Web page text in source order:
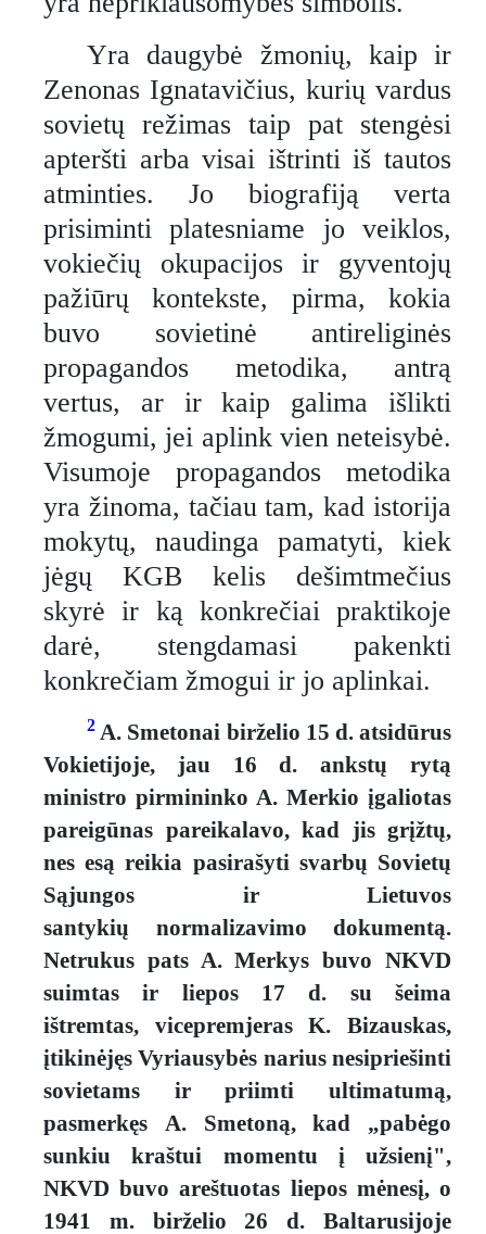
Yra daugybė žmonių, kaip ir
Zenonas Ignatavičius, kurių vardus
sovietų režimas taip pat stengėsi
apteršti arba visai ištrinti iš tautos
atminties. Jo biografiją verta
prisiminti platesniame jo veiklos,
vokiečių okupacijos ir gyventojų
pažiūrų kontekste, pirma, kokia
buvo sovietinė antireliginės
propagandos metodika, antrą
vertus, ar ir kaip galima išlikti
žmogumi, jei aplink vien neteisybė.
Visumoje propagandos metodika
yra žinoma, tačiau tam, kad istorija
mokytų, naudinga pamatyti, kiek
jėgų KGB kelis dešimtmečius
skyrė ir ką konkrečiai praktikoje
darė, stengdamasi pakenkti
konkrečiam žmogui ir jo aplinkai.
2 A. Smetonai birželio 15 d. atsidūrus
Vokietijoje, jau 16 d. ankstų rytą
ministro pirmininko A. Merkio įgaliotas
pareigūnas pareikalavo, kad jis grįžtų,
nes esą reikia pasirašyti svarbų Sovietų
Sąjungos ir Lietuvos
santykių normalizavimo dokumentą.
Netrukus pats A. Merkys buvo NKVD
suimtas ir liepos 17 d. su šeima
ištremtas, vicepremjeras K. Bizauskas,
įtikinėjęs Vyriausybės narius nesipriešinti
sovietams ir priimti ultimatumą,
pasmerkęs A. Smetoną, kad „pabėgo
sunkiu kraštui momentu į užsienį",
NKVD buvo areštuotas liepos mėnesį, o
1941 m. birželio 26 d. Baltarusijoje